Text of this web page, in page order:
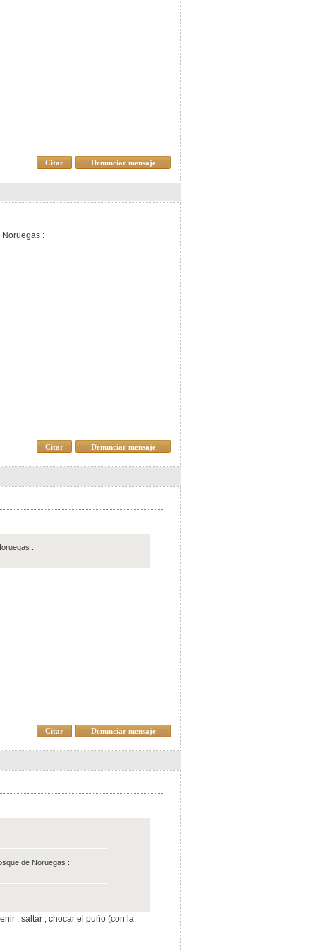
Denunciar mensaje
Citar
:
Denunciar mensaje
Citar
:
Denunciar mensaje
Citar
de Noruegas :
, saltar , chocar el puño (con la